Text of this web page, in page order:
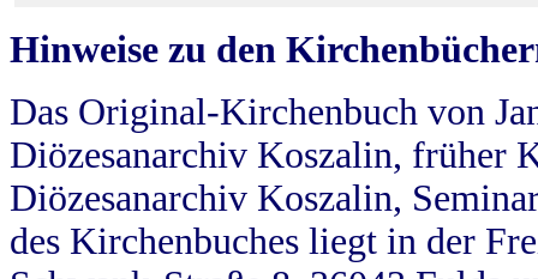
Hinweise zu den
Das Original-Kirchenbuch von
Diözesanarchiv Koszalin, früher
Diözesanarchiv Koszalin,
des Kirchenbuches liegt in der